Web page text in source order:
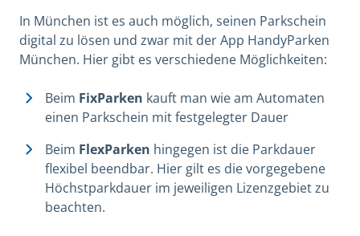
In München ist es auch möglich, seinen Parkschein
digital zu lösen und zwar mit der App HandyParken
München. Hier gibt es verschiedene Möglichkeiten:
Beim FixParken kauft man wie am Automaten
einen Parkschein mit festgelegter Dauer
Beim FlexParken hingegen ist die Parkdauer
flexibel beendbar. Hier gilt es die vorgegebene
Höchstparkdauer im jeweiligen Lizenzgebiet zu
beachten.